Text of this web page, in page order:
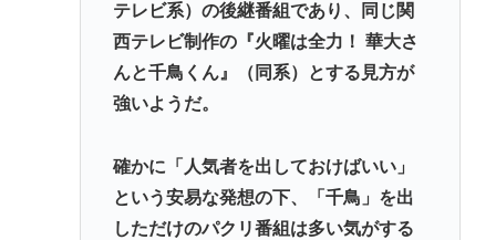
テレビ系）の後継番組であり、同じ関
西テレビ制作の『火曜は全力！ 華大さ
んと千鳥くん』（同系）とする見方が
強いようだ。
確かに「人気者を出しておけばいい」
という安易な発想の下、「千鳥」を出
しただけのパクリ番組は多い気がする